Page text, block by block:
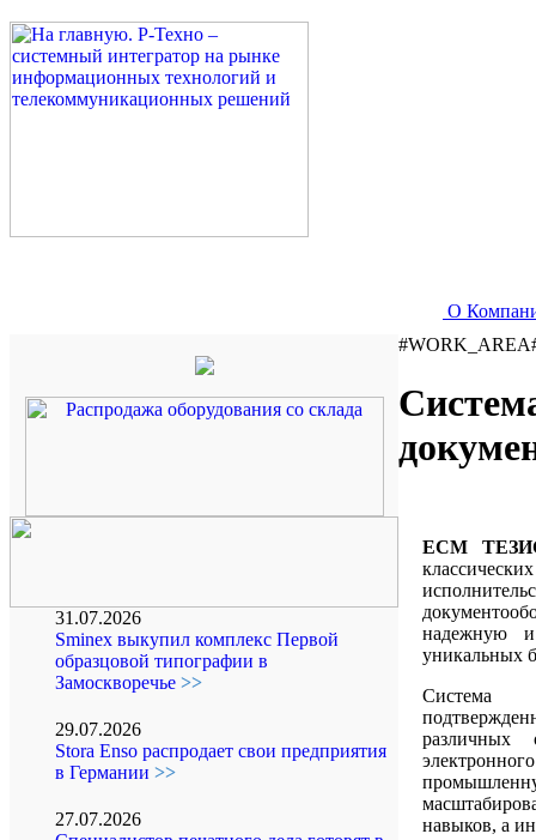
О
31.07.2026
Sminex выкупил комплекс Первой
образцовой типографии в
Замоскворечье >>
29.07.2026
Stora Enso распродает свои предприятия
в Германии >>
27.07.2026
ЕСМ
надежную и
уникальных
Система
различных
навыков, а